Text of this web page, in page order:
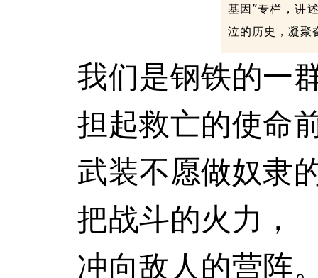
基因”专栏，讲
泣的历史，凝聚
我们是钢铁的一
担起救亡的使命
武装不愿做奴隶
把战斗的火力，
冲向敌人的营阵